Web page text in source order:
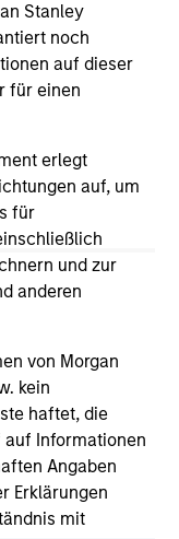
Stanley
noch
auf dieser
für einen
erlegt
auf, um
für
und zur
anderen
von Morgan
kein
haftet, die
Informationen
Angaben
Erklärungen
mit
in any
the
such jurisdiction.
loss of principal.
for important
additional risk